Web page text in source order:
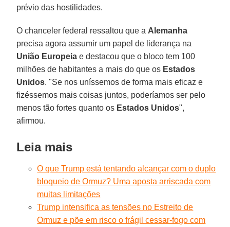
prévio das hostilidades.
O chanceler federal ressaltou que a Alemanha
precisa agora assumir um papel de liderança na
União Europeia e destacou que o bloco tem 100
milhões de habitantes a mais do que os Estados
Unidos. "Se nos uníssemos de forma mais eficaz e
fizéssemos mais coisas juntos, poderíamos ser pelo
menos tão fortes quanto os Estados Unidos",
afirmou.
Leia mais
O que Trump está tentando alcançar com o duplo
bloqueio de Ormuz? Uma aposta arriscada com
muitas limitações
Trump intensifica as tensões no Estreito de
Ormuz e põe em risco o frágil cessar-fogo com